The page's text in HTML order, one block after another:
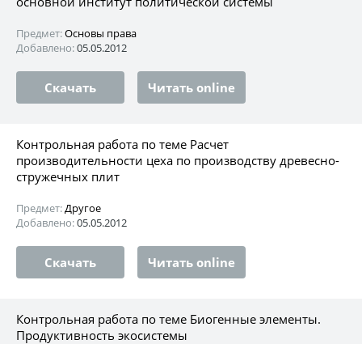
Предмет:Основы права
Добавлено:05.05.2012
Скачать Читать online
Контрольная работа по теме Расчет
производительности цеха по производству древесно-
стружечных плит
Предмет:Другое
Добавлено:05.05.2012
Скачать Читать online
Контрольная работа по теме Биогенные элементы.
Продуктивность экосистемы